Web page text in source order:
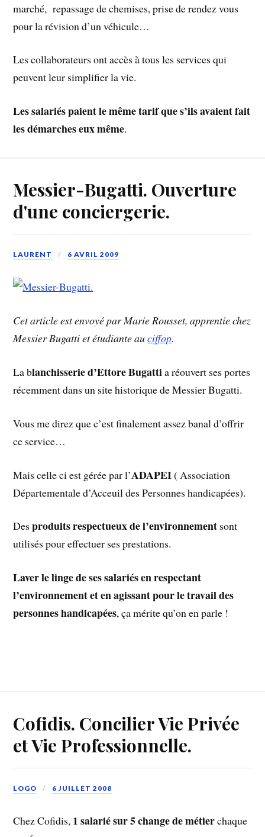
marché, repassage de chemises, prise de rendez vous
pour la révision d’un véhicule…
Les collaborateurs ont accès à tous les services qui
peuvent leur simplifier la vie.
Les salariés paient le même tarif que s’ils avaient fait
les démarches eux même.
Messier-Bugatti. Ouverture
d'une conciergerie.
LAURENT 6 AVRIL 2009
Cet article est envoyé par Marie Rousset, apprentie chez
Messier Bugatti et étudiante auciffop.
La blanchisserie d’Ettore Bugattia réouvert ses portes
récemment dans un site historique de Messier Bugatti.
Vous me direz que c’est finalement assez banal d’offrir
ce service…
Mais celle ci est gérée par l’ADAPEI( Association
Départementale d’Acceuil des Personnes handicapées).
Desproduits respectueux de l’environnement sont
utilisés pour effectuer ses prestations.
Laver le linge de ses salariés en respectant
l’environnement et en agissant pour le travail des
personnes handicapées, ça mérite qu’on en parle !
Cofidis. Concilier Vie Privée
et Vie Professionnelle.
LOGO 6 JUILLET 2008
Chez Cofidis, 1 salarié sur 5change de métierchaque